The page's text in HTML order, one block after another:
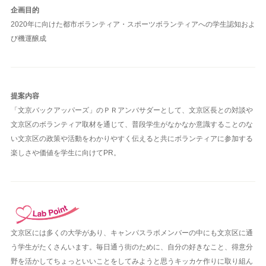
企画目的
2020年に向けた都市ボランティア・スポーツボランティアへの学生認知およ
び機運醸成
提案内容
「文京バックアッパーズ」のＰＲアンバサダーとして、文京区長との対談や
文京区のボランティア取材を通じて、普段学生がなかなか意識することのな
い文京区の政策や活動をわかりやすく伝えると共にボランティアに参加する
楽しさや価値を学生に向けてPR。
文京区には多くの大学があり、キャンパスラボメンバーの中にも文京区に通
う学生がたくさんいます。毎日通う街のために、自分の好きなこと、得意分
野を活かしてちょっといいことをしてみようと思うキッカケ作りに取り組ん